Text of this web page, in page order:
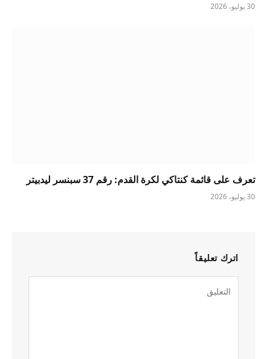
30 يوليو، 2026
تعرف على قائمة كنتاكي لكرة القدم: رقم 37 سبنسر ليدبيتر
30 يوليو، 2026
اترك تعليقاً